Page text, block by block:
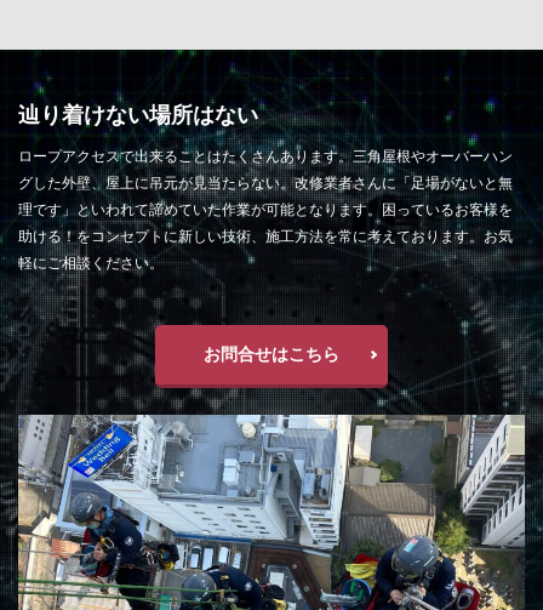
辿り着けない場所はない
ロープアクセスで出来ることはたくさんあります。三角屋根やオーバーハン
グした外壁、屋上に吊元が見当たらない。改修業者さんに「足場がないと無
理です」といわれて諦めていた作業が可能となります。困っているお客様を
助ける！をコンセプトに新しい技術、施工方法を常に考えております。お気
軽にご相談ください。
お問合せはこちら